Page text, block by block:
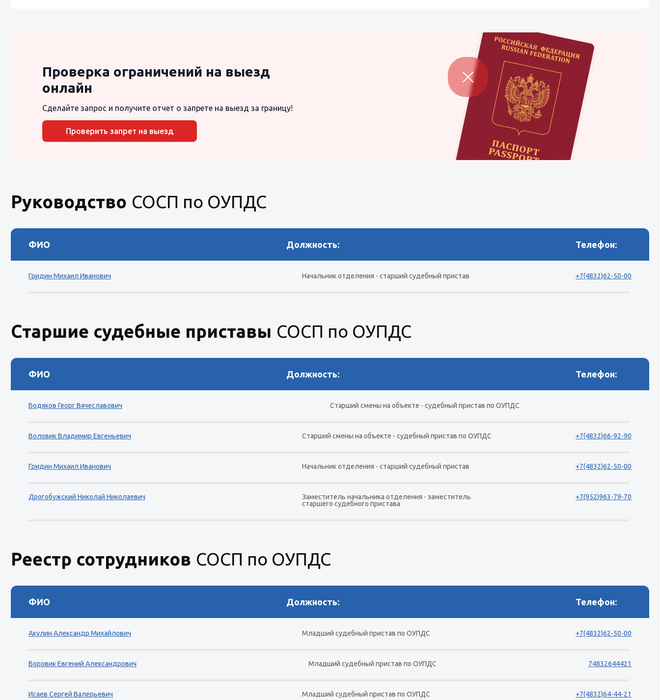
Проверка ограничений на выезд
онлайн
Сделайте запрос и получите отчет о запрете на выезд за границу!
Проверить запрет на выезд
Руководство СОСП по ОУПДС
ФИО Должность: Телефон:
Гридин Михаил Иванович Начальник отделения - старший судебный пристав +7(4832)62-50-00
Старшие судебные приставы СОСП по ОУПДС
ФИО Должность: Телефон:
Бодяков Георг Вячеславович Старший смены на объекте - судебный пристав по ОУПДС
Воловик Владимир Евгеньевич Старший смены на объекте - судебный пристав по ОУПДС +7(4832)66-92-90
Гридин Михаил Иванович Начальник отделения - старший судебный пристав +7(4832)62-50-00
Дрогобужский Николай Николаевич
Заместитель начальника отделения - заместитель
старшего судебного пристава
+7(952)963-79-70
Реестр сотрудников СОСП по ОУПДС
ФИО Должность: Телефон:
Акулин Александр Михайлович Младший судебный пристав по ОУПДС +7(4832)62-50-00
Боровик Евгений Александрович Младший судебный пристав по ОУПДС 74832644421
Исаев Сергей Валерьевич Младший судебный пристав по ОУПДС +7(4832)64-44-21